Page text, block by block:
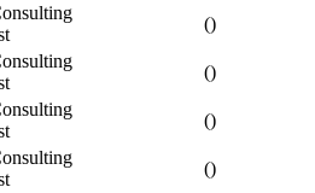
()
()
()
()